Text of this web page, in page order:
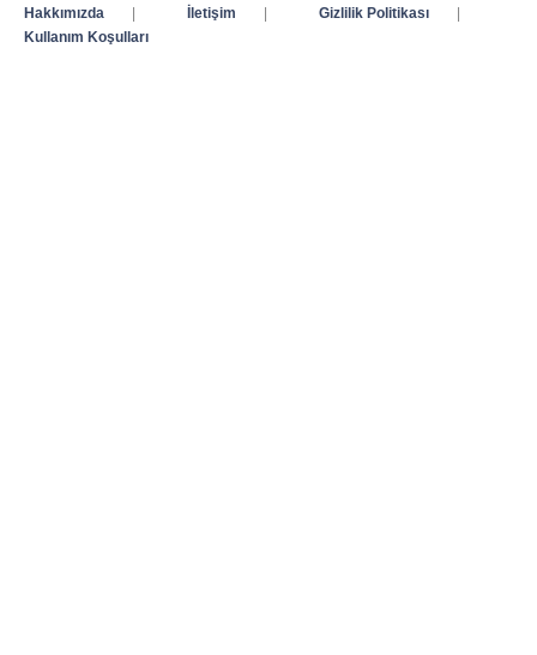
Hakkımızda
| İletişim | Gizlilik Politikası
|
Kullanım Koşulları